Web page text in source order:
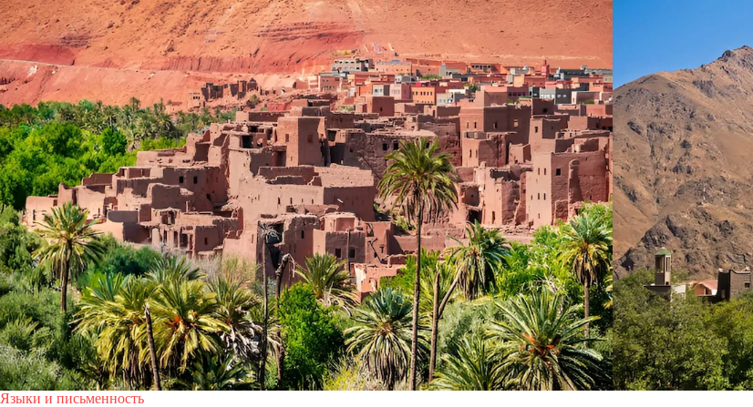
Языки и письменность